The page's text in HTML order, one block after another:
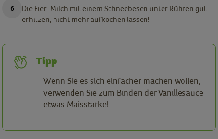
Die Eier-Milch mit einem Schneebesen unter Rühren gut
erhitzen, nicht mehr aufkochen lassen!
Tipp
Wenn Sie es sich einfacher machen wollen,
verwenden Sie zum Binden der Vanillesauce
etwas Maisstärke!